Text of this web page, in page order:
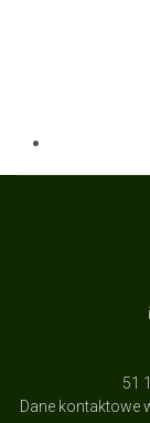
51
Dane kontaktowe